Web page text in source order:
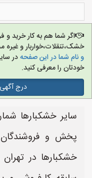
اگر شما هم به کار خرید و
خشک،تنقلات،خواربار و
و نام شما در این صفحهدر
خودتان را معرفی کنید.
درج
سایر خشکبارها
پخش و
خشکبارها در